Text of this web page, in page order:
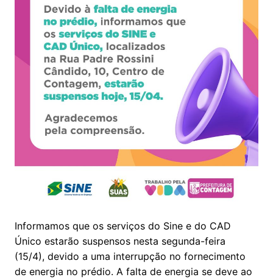
Informamos que os serviços do Sine e do CAD
Único estarão suspensos nesta segunda-feira
(15/4), devido a uma interrupção no fornecimento
de energia no prédio. A falta de energia se deve ao